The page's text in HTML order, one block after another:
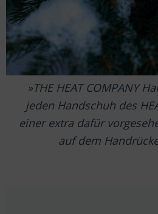
THE HEAT COMPANY
jeden Handschuh des
einer extra dafür
auf dem